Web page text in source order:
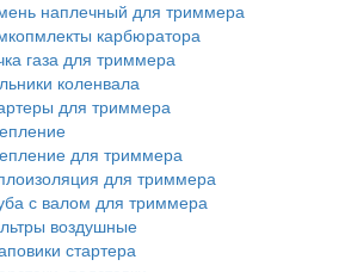
наплечный для триммера
карбюратора
газа для триммера
коленвала
для триммера
для триммера
для триммера
с валом для триммера
воздушные
стартера